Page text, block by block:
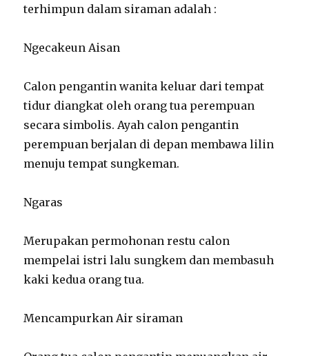
terhimpun dalam siraman adalah :
Ngecakeun Aisan
Calon pengantin wanita keluar dari tempat
tidur diangkat oleh orang tua perempuan
secara simbolis. Ayah calon pengantin
perempuan berjalan di depan membawa lilin
menuju tempat sungkeman.
Ngaras
Merupakan permohonan restu calon
mempelai istri lalu sungkem dan membasuh
kaki kedua orang tua.
Mencampurkan Air siraman